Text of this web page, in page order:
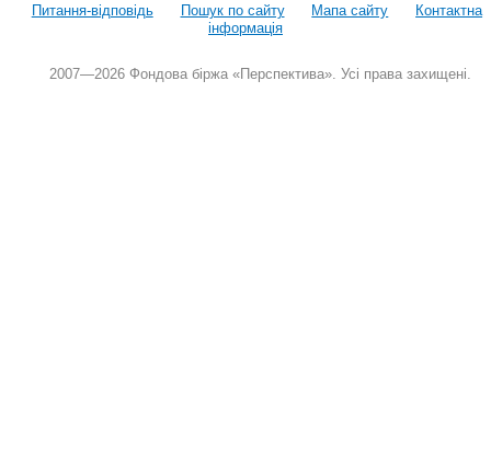
Питання-відповідь Пошук по сайту Мапа сайту
Контактна
інформація
2007—2026 Фондова біржа «Перспектива». Усі права захищені.